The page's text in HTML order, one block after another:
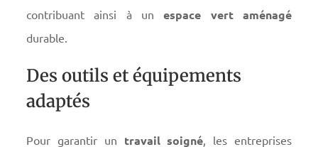
contribuant ainsi à unespace vert aménagé
durable.
Des outils et équipements
adaptés
Pour garantir un travail soigné, les entreprises